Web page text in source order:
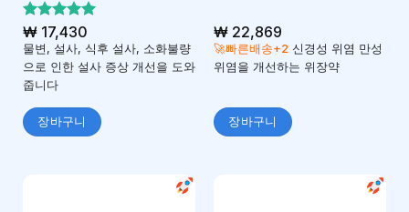
5 중에서
5로 평가
됨
₩17,430
물변, 설사, 식후 설사, 소화불량
으로 인한 설사 증상 개선을 도와
줍니다
장바구니
₩22,869
🚀빠른배송+2 신경성 위염 만성
위염을 개선하는 위장약
장바구니